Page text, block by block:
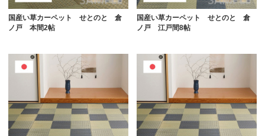
国産い草カーペット せとのと 倉
ノ戸 本間2帖
国産い草カーペット せとのと 倉
ノ戸 江戸間8帖